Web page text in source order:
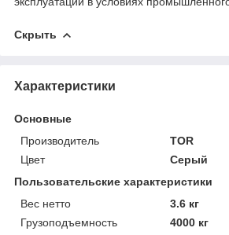
Скрыть
Характеристики
Основные
Производитель
TOR
Цвет
Серый
Пользовательские характеристики
Вес нетто
3.6 кг
Грузоподъемность
4000 кг